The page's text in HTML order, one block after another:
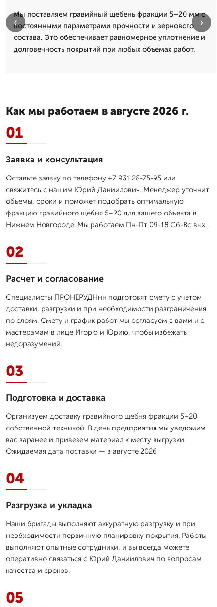
Мы поставляем гравийный щебень фракции 5–20 мм с
постоянными параметрами прочности и зернового
состава. Это обеспечивает равномерное уплотнение и
долговечность покрытий при любых объемах работ.
‹ ›
Как мы работаем в августе 2026 г.
01
Заявка и консультация
Оставьте заявку по телефону +7 931 28-75-95 или
свяжитесь с нашим Юрий Даниилович. Менеджер уточнит
объемы, сроки и поможет подобрать оптимальную
фракцию гравийного щебня 5–20 для вашего объекта в
Нижнем Новгороде. Мы работаем Пн-Пт 09-18 Сб-Вс вых.
02
Расчет и согласование
Специалисты ПРОНЕРУДНнн подготовят смету с учетом
доставки, разгрузки и при необходимости разграничения
по слоям. Смету и график работ мы согласуем с вами и с
мастерамам в лице Игорю и Юрию, чтобы избежать
недоразумений.
03
Подготовка и доставка
Организуем доставку гравийного щебня фракции 5–20
собственной техникой. В день предприятия мы уведомим
вас заранее и привезем материал к месту выгрузки.
Ожидаемая дата поставки — в августе 2026
04
Разгрузка и укладка
Наши бригады выполняют аккуратную разгрузку и при
необходимости первичную планировку покрытия. Работы
выполняют опытные сотрудники, и вы всегда можете
оперативно связаться с Юрий Даниилович по вопросам
качества и сроков.
05